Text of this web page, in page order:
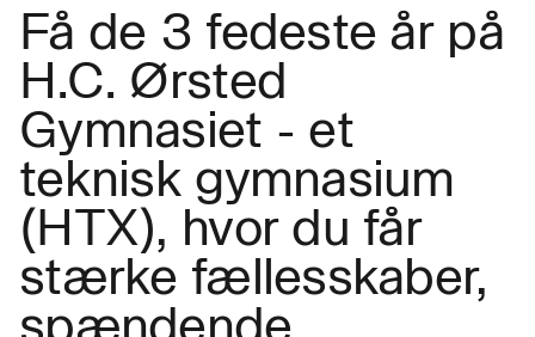
Få de 3 fedeste år på
H.C. Ørsted
Gymnasiet - et
teknisk gymnasium
(HTX), hvor du får
stærke fællesskaber,